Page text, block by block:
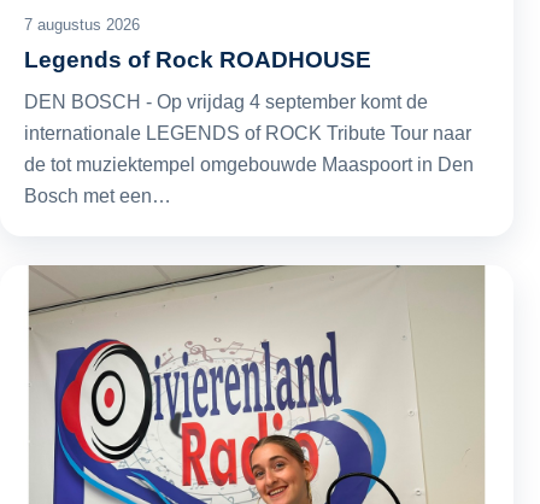
7 augustus 2026
Legends of Rock ROADHOUSE
DEN BOSCH - Op vrijdag 4 september komt de
internationale LEGENDS of ROCK Tribute Tour naar
de tot muziektempel omgebouwde Maaspoort in Den
Bosch met een…